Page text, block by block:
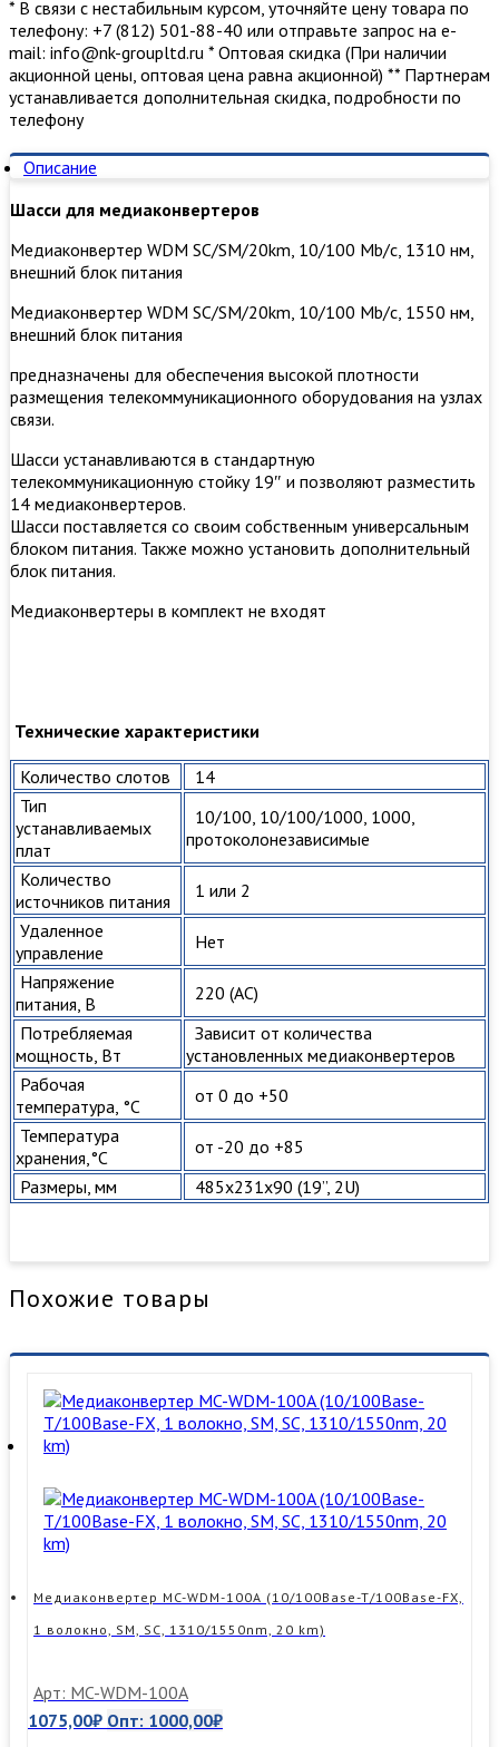
* В связи с нестабильным курсом, уточняйте цену товара по
телефону: +7 (812) 501-88-40 или отправьте запрос на е-
mail: info@nk-groupltd.ru * Оптовая скидка (При наличии
акционной цены, оптовая цена равна акционной) ** Партнерам
устанавливается дополнительная скидка, подробности по
телефону
Описание
Шасси для медиаконвертеров
Медиаконвертер WDM SC/SM/20km, 10/100 Mb/c, 1310 нм,
внешний блок питания
Медиаконвертер WDM SC/SM/20km, 10/100 Mb/c, 1550 нм,
внешний блок питания
предназначены для обеспечения высокой плотности
размещения телекоммуникационного оборудования на узлах
связи.
Шасси устанавливаются в стандартную
телекоммуникационную стойку 19″ и позволяют разместить
14 медиаконвертеров.
Шасси поставляется со своим собственным универсальным
блоком питания. Также можно установить дополнительный
блок питания.
Медиаконвертеры в комплект не входят
Технические характеристики
Количество слотов
14
Тип
устанавливаемых
плат
10/100, 10/100/1000, 1000,
протоколонезависимые
Количество
источников питания
1 или 2
Удаленное
управление
Нет
Напряжение
питания, В
220 (AС)
Потребляемая
мощность, Вт
Зависит от количества
установленных медиаконвертеров
Рабочая
температура, °С
от 0 до +50
Температура
хранения,°С
от -20 до +85
Размеры, мм
485x231x90 (19’’, 2U)
Похожие товары
Медиаконвертер MC-WDM-100A (10/100Base-T/100Base-FX,
1 волокно, SM, SC, 1310/1550nm, 20 km)
Арт: MC-WDM-100A
1075,00₽ Опт: 1000,00₽